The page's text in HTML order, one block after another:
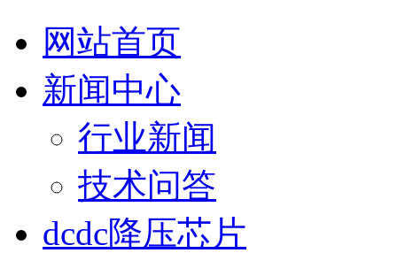
网站首页
新闻中心
行业新闻
技术问答
dcdc降压芯片